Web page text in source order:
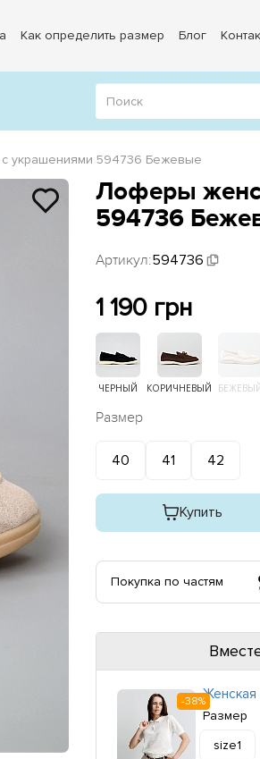
Как определить размер Блог
украшениями 594736 Бежевые
Лоферы
594736
Артикул:594736
1 190 грн
ЧЕРНЫЙ КОРИЧНЕВЫЙ
Размер
40 41 42
Купить
Покупка по частям
-38%
Размер
size1